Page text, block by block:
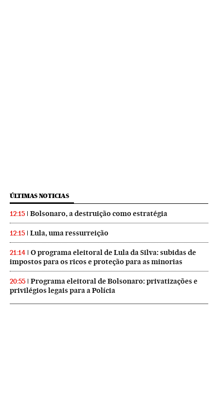
ÚLTIMAS NOTICIAS
12:15 Bolsonaro, a destruição como estratégia
12:15 Lula, uma ressurreição
21:14
O programa eleitoral de Lula da Silva: subidas de
impostos para os ricos e proteção para as minorias
20:55
Programa eleitoral de Bolsonaro: privatizações e
privilégios legais para a Polícia